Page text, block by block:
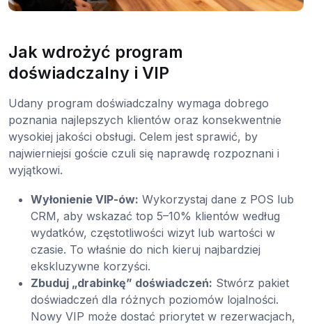
Jak wdrożyć program
doświadczalny i VIP
Udany program doświadczalny wymaga dobrego
poznania najlepszych klientów oraz konsekwentnie
wysokiej jakości obsługi. Celem jest sprawić, by
najwierniejsi goście czuli się naprawdę rozpoznani i
wyjątkowi.
Wyłonienie VIP-ów: Wykorzystaj dane z POS lub
CRM, aby wskazać top 5–10% klientów według
wydatków, częstotliwości wizyt lub wartości w
czasie. To właśnie do nich kieruj najbardziej
ekskluzywne korzyści.
Zbuduj „drabinkę” doświadczeń: Stwórz pakiet
doświadczeń dla różnych poziomów lojalności.
Nowy VIP może dostać priorytet w rezerwacjach,